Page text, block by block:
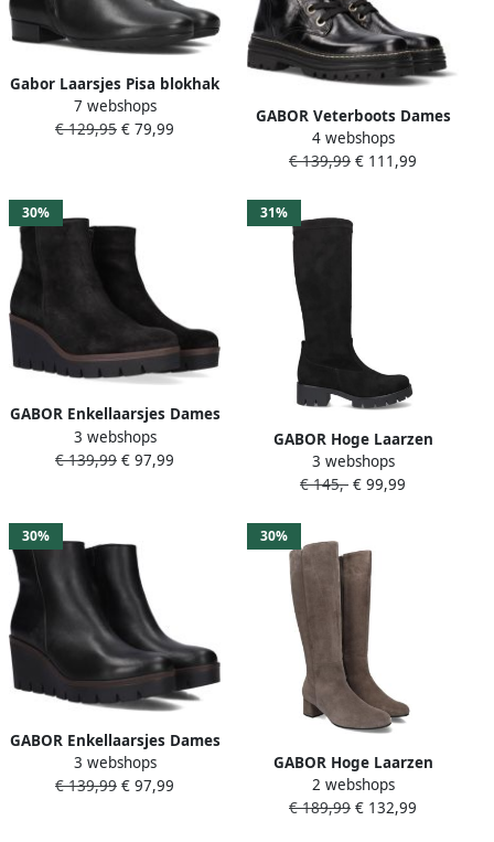
Gabor Laarsjes Pisa blokhak
business schoen
comfortschoen in breedte h
7 webshops
€ 129,95 € 79,99
GABOR Veterboots Dames
765.1 Maat: 41 Materiaal:
Leer Kleur: Zwart
4 webshops
€ 139,99 € 111,99
30%
GABOR Enkellaarsjes Dames
780.1 Maat: 38 5 Materiaal:
Suède Kleur: Zwart
3 webshops
€ 139,99 € 97,99
31%
GABOR Hoge Laarzen
Dames 719 Maat: 40
Materiaal: Suèdelook Kleur:
3 webshops
€ 145,- € 99,99
30%
GABOR Enkellaarsjes Dames
780.1 Maat: 42 Materiaal:
Leer Kleur: Zwart
3 webshops
€ 139,99 € 97,99
30%
GABOR Hoge Laarzen
Dames 689 Maat: 42
Materiaal: Suède Kleur:
2 webshops
€ 189,99 € 132,99